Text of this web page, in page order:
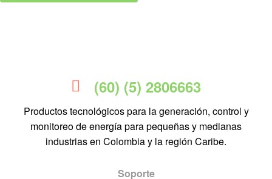
(60) (5) 2806663
Productos tecnológicos para la generación, control y
monitoreo de energía para pequeñas y medianas
industrias en Colombia y la región Caribe.
Soporte